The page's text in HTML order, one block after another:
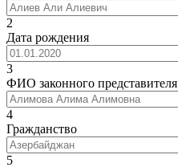
2
Дата рождения
3
ФИО законного представителя
4
Гражданство
5